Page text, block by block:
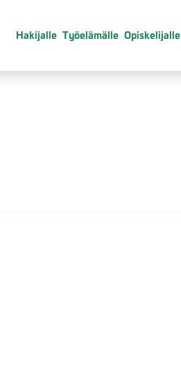
Hakijalle Työelämälle Opiskelijalle